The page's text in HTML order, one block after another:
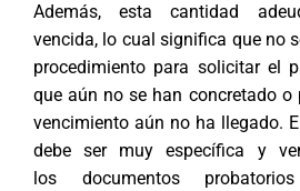
Además, esta cantidad
vencida, lo cual significa que no
procedimiento para solicitar el
que aún no se han concretado
vencimiento aún no ha llegado.
debe ser muy específica y
los documentos